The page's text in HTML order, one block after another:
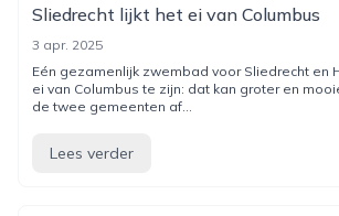
Sliedrecht lijkt het ei van Columbus
3 apr. 2025
Eén gezamenlijk zwembad voor Sliedrecht en
ei van Columbus te zijn: dat kan groter en
de twee gemeenten af...
Lees verder